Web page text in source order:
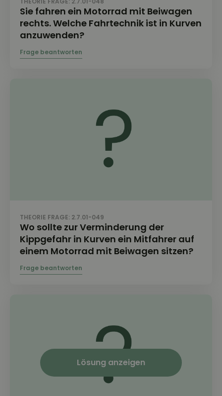
Lösung anzeigen
Sie fahren ein Motorrad mit Beiwagen
rechts. Welche Fahrtechnik ist in Kurven
anzuwenden?
THEORIE FRAGE: 2.7.01-049
Wo sollte zur Verminderung der
Kippgefahr in Kurven ein Mitfahrer auf
einem Motorrad mit Beiwagen sitzen?